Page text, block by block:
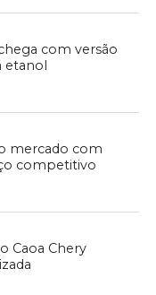
com versão
etanol
mercado com
competitivo
Caoa Chery